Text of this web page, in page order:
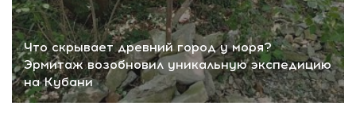
Что скрывает древний город у моря?
Эрмитаж возобновил уникальную экспедицию
на Кубани